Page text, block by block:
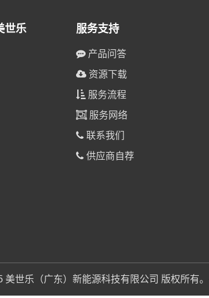
世乐 服务支持
产品问答
资源下载
服务流程
服务网络
联系我们
供应商自荐
美世乐（广东）新能源科技有限公司 版权所有。